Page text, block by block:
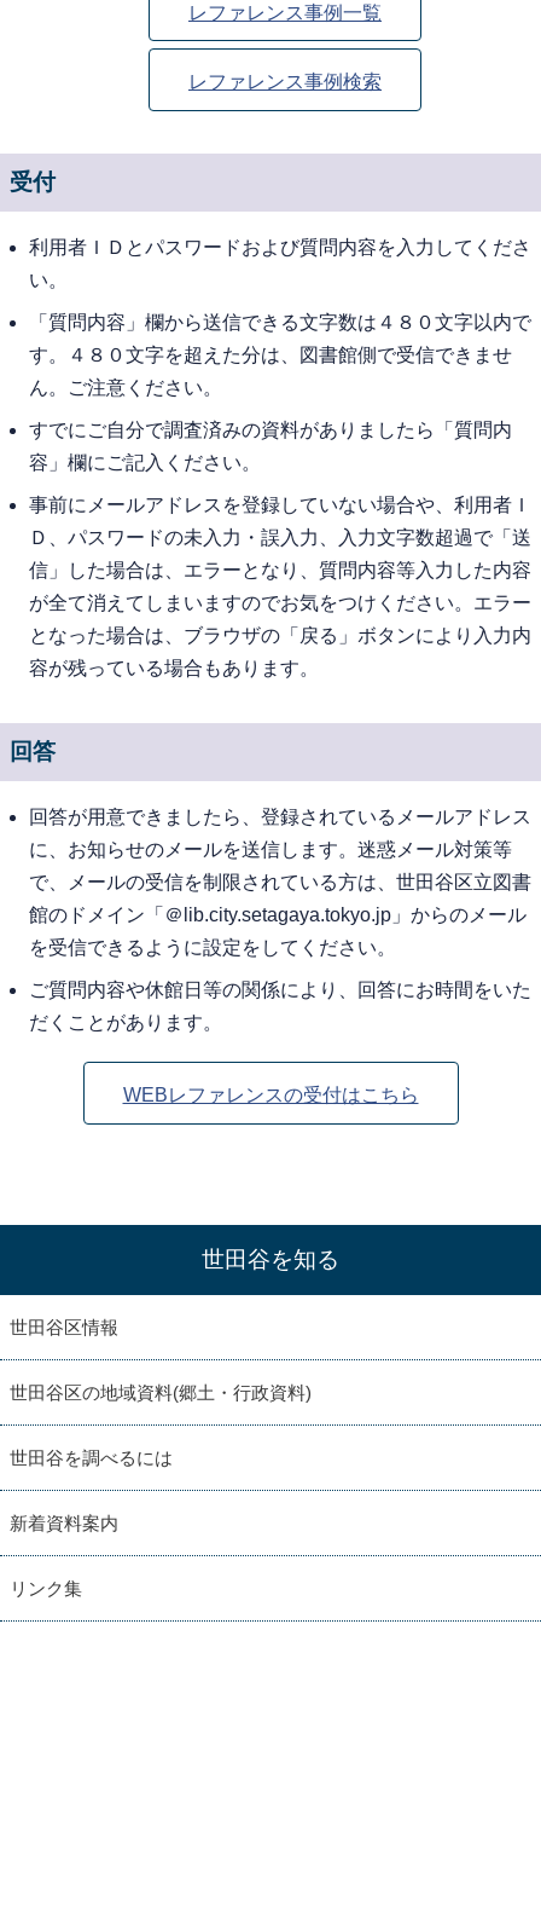
レファレンス事例一覧
レファレンス事例検索
受付
利用者ＩＤとパスワードおよび質問内容を入力してくださ
い。
「質問内容」欄から送信できる文字数は４８０文字以内で
す。４８０文字を超えた分は、図書館側で受信できませ
ん。ご注意ください。
すでにご自分で調査済みの資料がありましたら「質問内
容」欄にご記入ください。
事前にメールアドレスを登録していない場合や、利用者Ｉ
Ｄ、パスワードの未入力・誤入力、入力文字数超過で「送
信」した場合は、エラーとなり、質問内容等入力した内容
が全て消えてしまいますのでお気をつけください。エラー
となった場合は、ブラウザの「戻る」ボタンにより入力内
容が残っている場合もあります。
回答
回答が用意できましたら、登録されているメールアドレス
に、お知らせのメールを送信します。迷惑メール対策等
で、メールの受信を制限されている方は、世田谷区立図書
館のドメイン「＠lib.city.setagaya.tokyo.jp」からのメール
を受信できるように設定をしてください。
ご質問内容や休館日等の関係により、回答にお時間をいた
だくことがあります。
WEBレファレンスの受付はこちら
世田谷を知る
世田谷区情報
世田谷区の地域資料(郷土・行政資料)
世田谷を調べるには
新着資料案内
リンク集